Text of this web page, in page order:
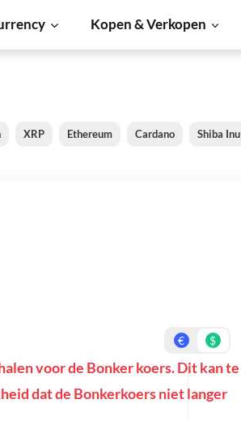
Kopen & Verkopen
XRP Ethereum Cardano Shiba Inu
€ $
voor de Bonker koers. Dit kan te
dat de Bonkerkoers niet langer